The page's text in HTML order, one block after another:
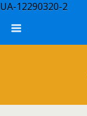
UA-12290320-2